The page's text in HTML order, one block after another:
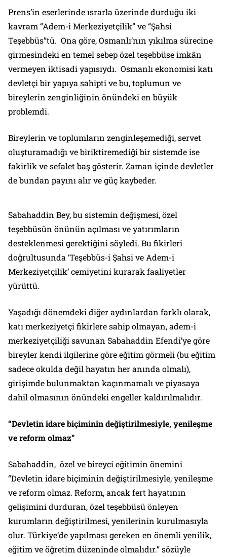
Prens’in eserlerinde ısrarla üzerinde durduğu iki
kavram “Adem-i Merkeziyetçilik” ve “Şahsî
Teşebbüs”tü. Ona göre, Osmanlı’nın yıkılma sürecine
girmesindeki en temel sebep özel teşebbüse imkân
vermeyen iktisadi yapısıydı. Osmanlı ekonomisi katı
devletçi bir yapıya sahipti ve bu, toplumun ve
bireylerin zenginliğinin önündeki en büyük
problemdi.
Bireylerin ve toplumların zenginleşemediği, servet
oluşturamadığı ve biriktiremediği bir sistemde ise
fakirlik ve sefalet baş gösterir. Zaman içinde devletler
de bundan payını alır ve güç kaybeder.
Sabahaddin Bey, bu sistemin değişmesi, özel
teşebbüsün önünün açılması ve yatırımların
desteklenmesi gerektiğini söyledi. Bu fikirleri
doğrultusunda ‘Teşebbüs-i Şahsi ve Adem-i
Merkeziyetçilik’ cemiyetini kurarak faaliyetler
yürüttü.
Yaşadığı dönemdeki diğer aydınlardan farklı olarak,
katı merkeziyetçi fikirlere sahip olmayan, adem-i
merkeziyetçiliği savunan Sabahaddin Efendi’ye göre
bireyler kendi ilgilerine göre eğitim görmeli (bu eğitim
sadece okulda değil hayatın her anında olmalı),
girişimde bulunmaktan kaçınmamalı ve piyasaya
dahil olmasının önündeki engeller kaldırılmalıdır.
“Devletin idare biçiminin değiştirilmesiyle, yenileşme
ve reform olmaz”
Sabahaddin, özel ve bireyci eğitimin önemini
“Devletin idare biçiminin değiştirilmesiyle, yenileşme
ve reform olmaz. Reform, ancak fert hayatının
gelişimini durduran, özel teşebbüsü önleyen
kurumların değiştirilmesi, yenilerinin kurulmasıyla
olur. Türkiye’de yapılması gereken en önemli yenilik,
eğitim ve öğretim düzeninde olmalıdır.” sözüyle